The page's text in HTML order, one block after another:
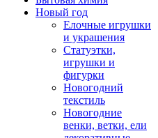
Новый год
Елочные игрушки
и украшения
Статуэтки,
игрушки и
фигурки
Новогодний
текстиль
Новогодние
венки, ветки, ели